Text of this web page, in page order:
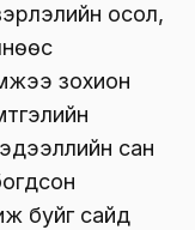
осол,
зохион
сан
буйг сайд